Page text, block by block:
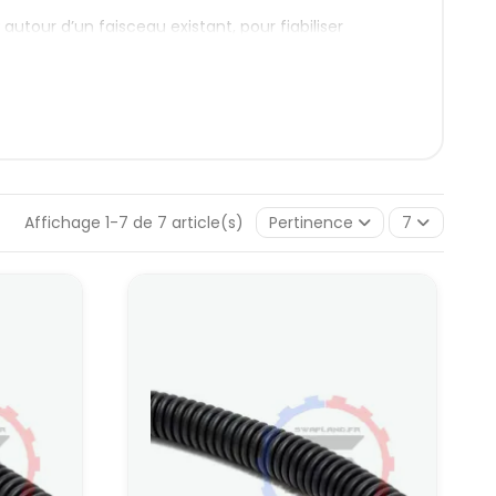
d’un faisceau existant, pour fiabiliser
à refaire le faisceau. Le profil annelé apporte
disponible. L’idée est de rester au plus près du
programmable.
mètre
de fils tout en gardant une protection
ou le long du tablier, là où l’on veut de la
Affichage 1-7 de 7 article(s) Pertinence 7